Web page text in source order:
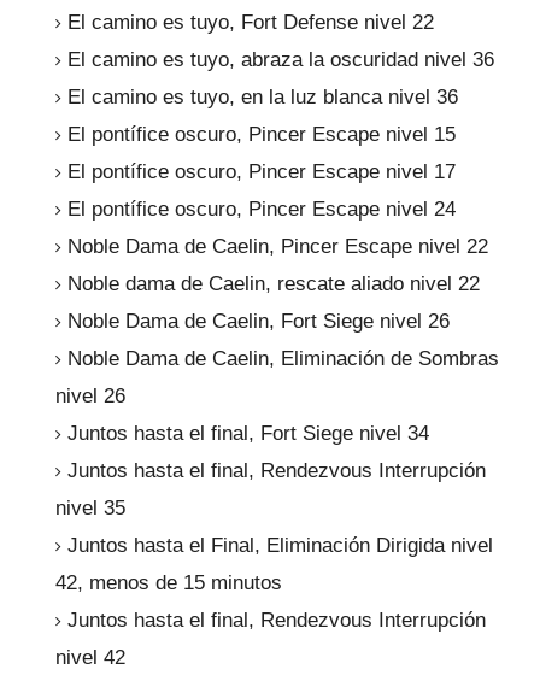
El camino es tuyo, Fort Defense nivel 22
El camino es tuyo, abraza la oscuridad nivel 36
El camino es tuyo, en la luz blanca nivel 36
El pontífice oscuro, Pincer Escape nivel 15
El pontífice oscuro, Pincer Escape nivel 17
El pontífice oscuro, Pincer Escape nivel 24
Noble Dama de Caelin, Pincer Escape nivel 22
Noble dama de Caelin, rescate aliado nivel 22
Noble Dama de Caelin, Fort Siege nivel 26
Noble Dama de Caelin, Eliminación de Sombras
nivel 26
Juntos hasta el final, Fort Siege nivel 34
Juntos hasta el final, Rendezvous Interrupción
nivel 35
Juntos hasta el Final, Eliminación Dirigida nivel
42, menos de 15 minutos
Juntos hasta el final, Rendezvous Interrupción
nivel 42